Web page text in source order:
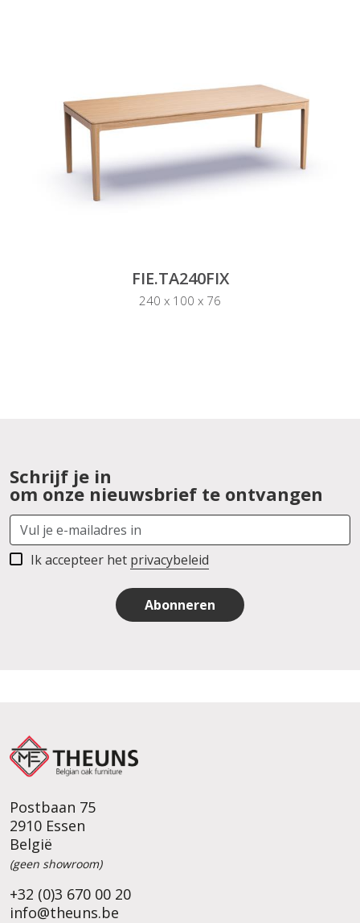
FIE.TA240FIX
240 x 100 x 76
Schrijf je in
om onze nieuwsbrief te ontvangen
Ik accepteer het privacybeleid
Abonneren
Postbaan 75
2910 Essen
België
(geen showroom)
+32 (0)3 670 00 20
info@theuns.be